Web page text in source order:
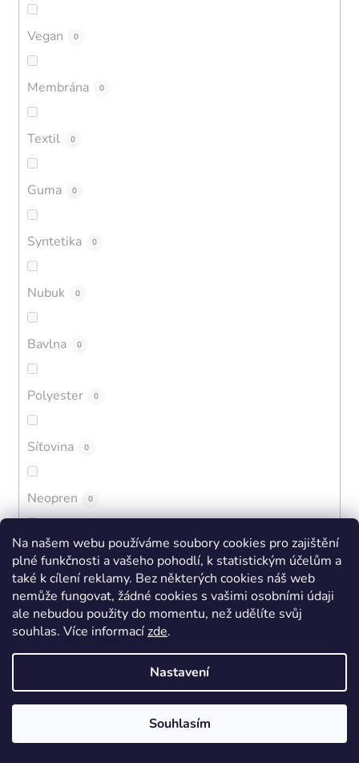
Na našem webu používáme soubory cookies pro zajištění
plné funkčnosti a vašeho pohodlí, k statistickým účelům a
také k cílení reklamy. Bez některých cookies náš web
nemůže fungovat, žádné cookies s vašimi osobními údaji
ale nebudou použity do momentu, než udělíte svůj
souhlas. Více informacízde.
Nastavení
Souhlasím
Vegan 0
Membrána 0
Textil 0
Guma 0
Syntetika 0
Nubuk 0
Bavlna 0
Polyester 0
Síťovina 0
Neopren 0
Vlna 0
Pletenina 0
Bambus 0
Kaučuk 0